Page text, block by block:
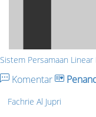
Sistem Persamaan Linear
Komentar
Fachrie Al Jupri